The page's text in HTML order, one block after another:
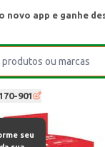
novo app e ganhe
901
seu